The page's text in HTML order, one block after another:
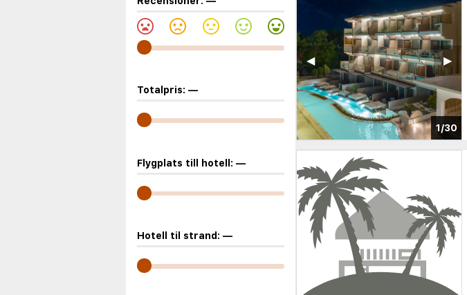
Totalpris: —
Flygplats till hotell: —
Hotell til strand: —
1/30
▶︎
◀︎